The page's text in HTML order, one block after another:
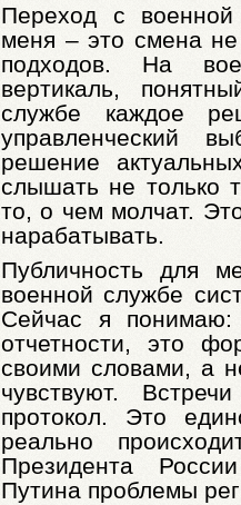
Переход с
меня – это смена
подходов. На
вертикаль,
службе каждое
управленческий
решение
слышать не только
то, о чем молчат.
нарабатывать.
Публичность для
военной службе
Сейчас я
отчетности, это
своими словами, а
чувствуют.
протокол. Это
реально
Президента
Путина проблемы